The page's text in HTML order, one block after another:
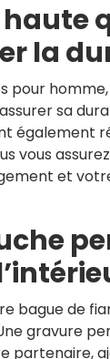
la
pour
sa
vous
et
bague de
gravure
partenaire,